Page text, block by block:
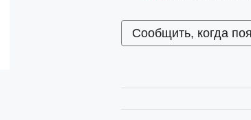
Сообщить, когда